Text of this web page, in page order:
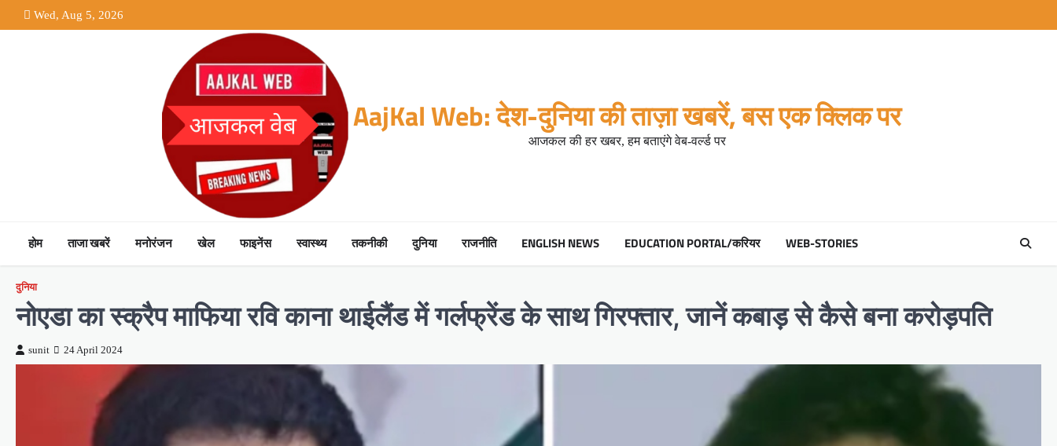
to
Wed, Aug 5, 2026
AajKal Web: देश-दुनिया की ताज़ा खबरें, बस एक क्लिक पर
आजकल की हर खबर, हम बताएंगे वेब-वर्ल्ड पर
होम ताजा खबरें मनोरंजन खेल फाइनेंस स्वास्थ्य तकनीकी दुनिया राजनीति ENGLISH NEWS EDUCATION PORTAL/करियर WEB-STORIES
दुनिया
नोएडा का स्क्रैप माफिया रवि काना थाईलैंड में गर्लफ्रेंड के साथ गिरफ्तार, जानें कबाड़ से कैसे बना करोड़पति
sunit 24 April 2024